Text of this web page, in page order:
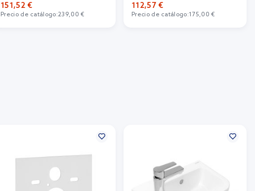
151,52 €
Precio de catálogo:239,00 €
112,57 €
Precio de catálogo:175,00 €